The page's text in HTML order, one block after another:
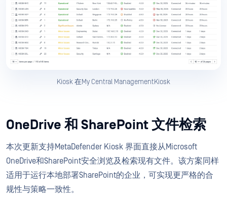
Kiosk 在My Central ManagementKiosk
OneDrive 和 SharePoint 文件检索
本次更新支持MetaDefender Kiosk 界面直接从Microsoft
OneDrive和SharePoint安全浏览及检索现有文件。该方案同样
适用于运行本地部署SharePoint的企业，可实现更严格的合
规性与策略一致性。